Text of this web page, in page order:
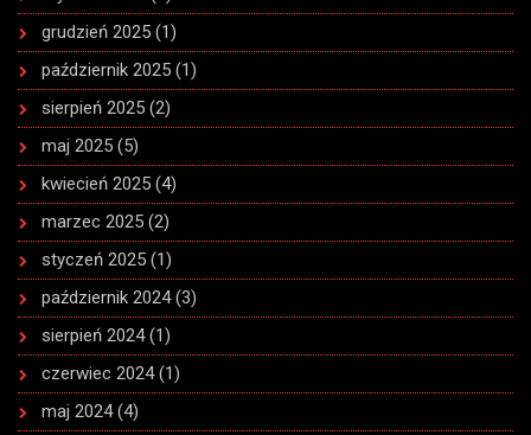
grudzień 2025 (1)
październik 2025 (1)
sierpień 2025 (2)
maj 2025 (5)
kwiecień 2025 (4)
marzec 2025 (2)
styczeń 2025 (1)
październik 2024(3)
sierpień 2024(1)
czerwiec 2024(1)
maj 2024(4)